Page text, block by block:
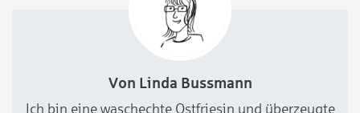
Von Linda Bussmann
Ich bin eine waschechte Ostfriesin und überzeugte